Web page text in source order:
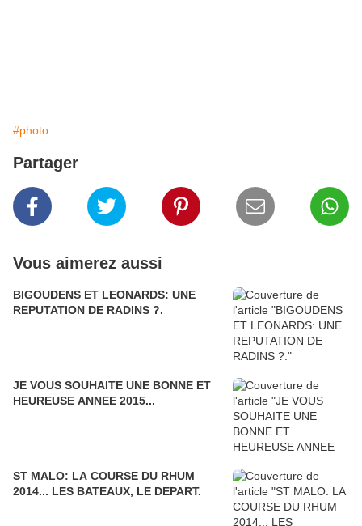
#photo
Partager
Vous aimerez aussi
BIGOUDENS ET LEONARDS: UNE
REPUTATION DE RADINS ?.
JE VOUS SOUHAITE UNE BONNE ET
HEUREUSE ANNEE 2015...
ST MALO: LA COURSE DU RHUM
2014... LES BATEAUX, LE DEPART.